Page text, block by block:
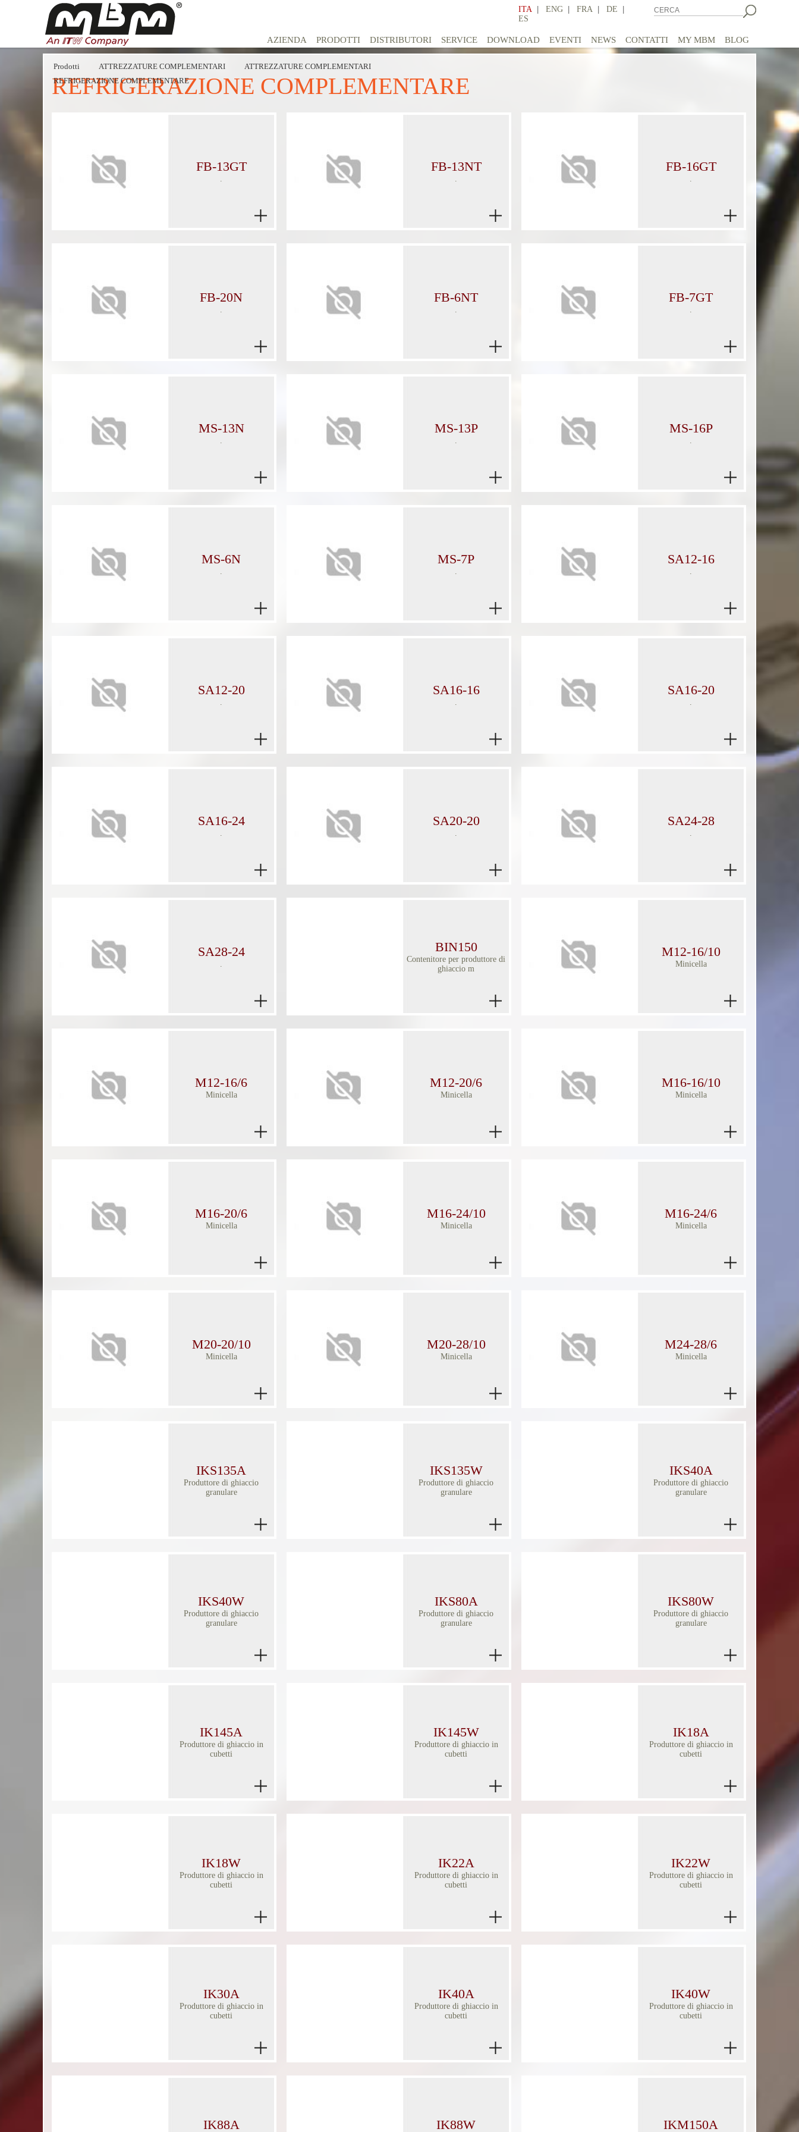
ITA | ENG | FRA | DE |
ES
AZIENDA PRODOTTI DISTRIBUTORI SERVICE DOWNLOAD EVENTI NEWS CONTATTI MY MBM BLOG
Prodotti ATTREZZATURE COMPLEMENTARI
ATTREZZATURE COMPLEMENTARI
REFRIGERAZIONE COMPLEMENTARE
REFRIGERAZIONE COMPLEMENTARE
FB-13GT
.
FB-13NT
.
FB-16GT
.
FB-20N
.
FB-6NT
.
FB-7GT
.
MS-13N
.
MS-13P
.
MS-16P
.
MS-6N
.
MS-7P
.
SA12-16
.
SA12-20
.
SA16-16
.
SA16-20
.
SA16-24
.
SA20-20
.
SA24-28
.
SA28-24
.
BIN150
Contenitore per produttore di
ghiaccio m
M12-16/10
Minicella
M12-16/6
Minicella
M12-20/6
Minicella
M16-16/10
Minicella
M16-20/6
Minicella
M16-24/10
Minicella
M16-24/6
Minicella
M20-20/10
Minicella
M20-28/10
Minicella
M24-28/6
Minicella
IKS135A
Produttore di ghiaccio
granulare
IKS135W
Produttore di ghiaccio
granulare
IKS40A
Produttore di ghiaccio
granulare
IKS40W
Produttore di ghiaccio
granulare
IKS80A
Produttore di ghiaccio
granulare
IKS80W
Produttore di ghiaccio
granulare
IK145A
Produttore di ghiaccio in
cubetti
IK145W
Produttore di ghiaccio in
cubetti
IK18A
Produttore di ghiaccio in
cubetti
IK18W
Produttore di ghiaccio in
cubetti
IK22A
Produttore di ghiaccio in
cubetti
IK22W
Produttore di ghiaccio in
cubetti
IK30A
Produttore di ghiaccio in
cubetti
IK40A
Produttore di ghiaccio in
cubetti
IK40W
Produttore di ghiaccio in
cubetti
IK88A IK88W IKM150A